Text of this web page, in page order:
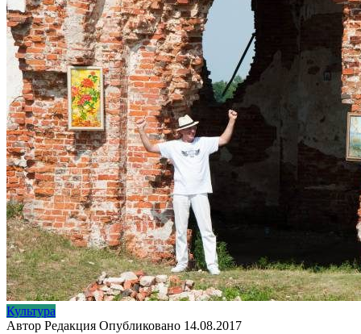
Культура
Автор Редакция Опубликовано 14.08.2017